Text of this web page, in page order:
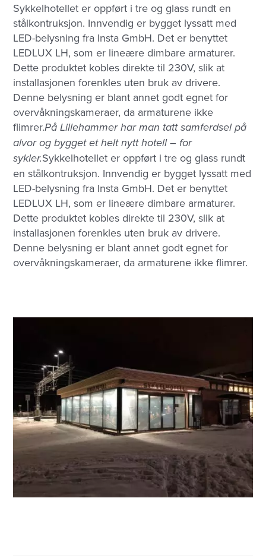
Sykkelhotellet er oppført i tre og glass rundt en
stålkontruksjon. Innvendig er bygget lyssatt med
LED-belysning fra Insta GmbH. Det er benyttet
LEDLUX LH, som er lineære dimbare armaturer.
Dette produktet kobles direkte til 230V, slik at
installasjonen forenkles uten bruk av drivere.
Denne belysning er blant annet godt egnet for
overvåkningskameraer, da armaturene ikke
flimrer.På Lillehammer har man tatt samferdsel på
alvor og bygget et helt nytt hotell – for
sykler.Sykkelhotellet er oppført i tre og glass rundt
en stålkontruksjon. Innvendig er bygget lyssatt med
LED-belysning fra Insta GmbH. Det er benyttet
LEDLUX LH, som er lineære dimbare armaturer.
Dette produktet kobles direkte til 230V, slik at
installasjonen forenkles uten bruk av drivere.
Denne belysning er blant annet godt egnet for
overvåkningskameraer, da armaturene ikke flimrer.